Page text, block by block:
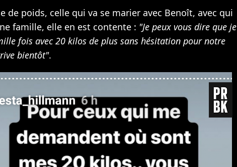
de poids, celle qui va se marier avec Benoît, avec qui
famille, elle en est contente : "Je peux vous dire que je
fois avec 20 kilos de plus sans hésitation pour notre
bientôt".